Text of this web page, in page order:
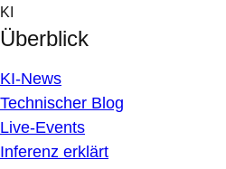
Skip
to
content
KI
Überblick
KI-News
Technischer Blog
Live-Events
Inferenz erklärt